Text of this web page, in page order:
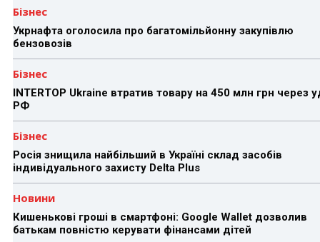
Бізнес
Укрнафта оголосила про багатомільйонну закупівлю
бензовозів
Бізнес
INTERTOP Ukraine втратив товару на 450 млн грн через
РФ
Бізнес
Росія знищила найбільший в Україні склад засобів
індивідуального захисту Delta Plus
Новини
Кишенькові гроші в смартфоні: Google Wallet дозволив
батькам повністю керувати фінансами дітей